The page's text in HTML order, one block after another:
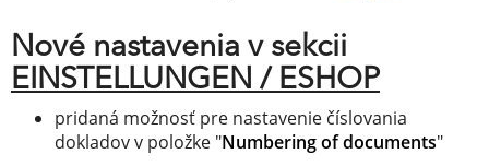
Nové nastavenia v sekcii
EINSTELLUNGEN / ESHOP
pridaná možnosť pre nastavenie číslovania
dokladov v položke "Numbering of documents"